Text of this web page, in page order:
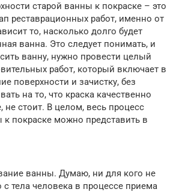
старой ванны к покраске – это
реставрационных работ, именно от
то, насколько долго будет
ванна. Это следует понимать, и
ванну, нужно провести целый
работ, который включает в
поверхности и зачистку, без
на то, что краска качественно
не стоит. В целом, весь процесс
к покраске можно представить в
ванны. Думаю, ни для кого не
с тела человека в процессе приема